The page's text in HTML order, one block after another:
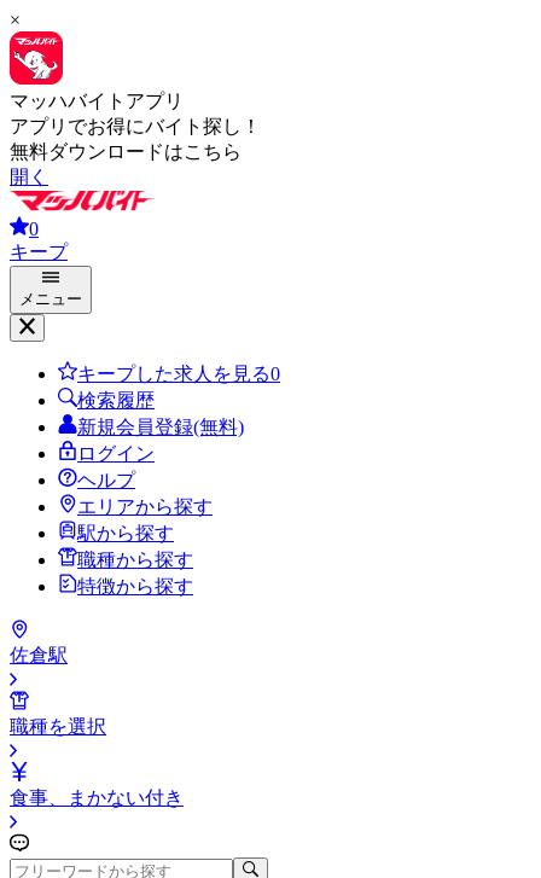
×
マッハバイトアプリ
アプリでお得にバイト探し！
無料ダウンロードはこちら
開く
0
キープ
メニュー
キープした求人を見る0
検索履歴
新規会員登録(無料)
ログイン
ヘルプ
エリアから探す
駅から探す
職種から探す
特徴から探す
佐倉駅
職種を選択
食事、まかない付き